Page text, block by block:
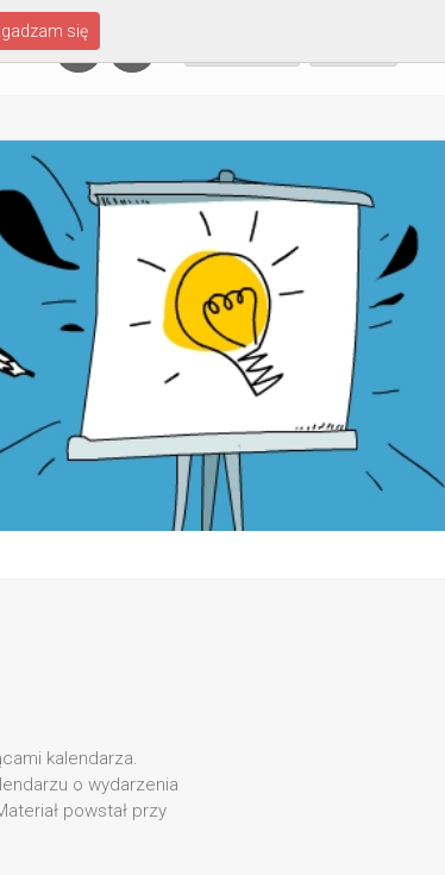
kalendarza.
o wydarzenia
powstał przy
się